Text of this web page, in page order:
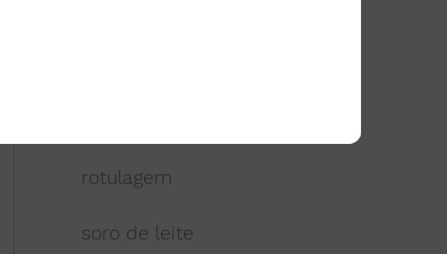
rotulagem
soro de leite